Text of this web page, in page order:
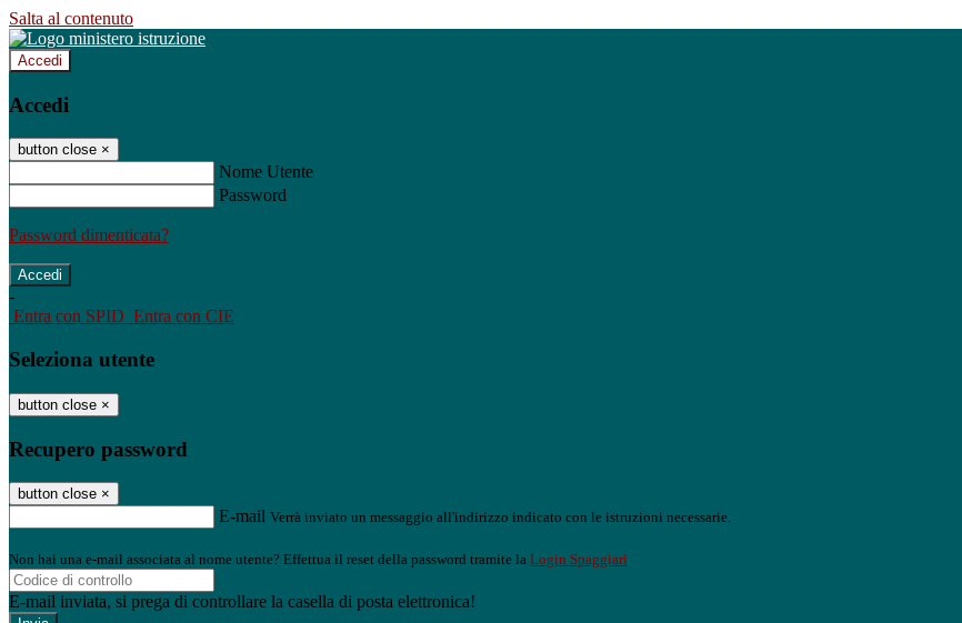
Salta al contenuto
Accedi
Accedi
button close ×
Nome Utente
Password
Password dimenticata?
-
Entra con SPID Entra con CIE
Seleziona utente
button close ×
Recupero password
button close ×
E-mail Verrà inviato un messaggio all'indirizzo indicato con le istruzioni necessarie.
Non hai una e-mail associata al nome utente? Effettua il reset della password tramite la Login Spaggiari
E-mail inviata, si prega di controllare la casella di posta elettronica!